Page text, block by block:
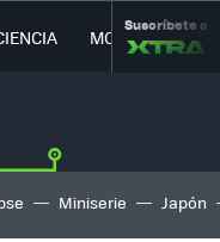
MOVILIDAD
Suscríbete a
Miniserie Japón